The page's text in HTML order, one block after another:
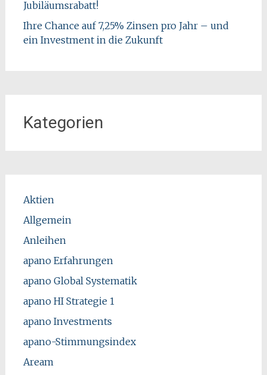
Jubiläumsrabatt!
Ihre Chance auf 7,25% Zinsen pro Jahr – und
ein Investment in die Zukunft
Kategorien
Aktien
Allgemein
Anleihen
apano Erfahrungen
apano Global Systematik
apano HI Strategie 1
apano Investments
apano-Stimmungsindex
Aream